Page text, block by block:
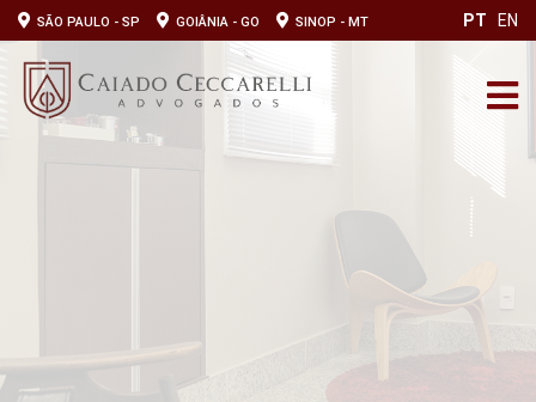
SÃO PAULO - SP GOIÂNIA - GO SINOP - MT PT EN